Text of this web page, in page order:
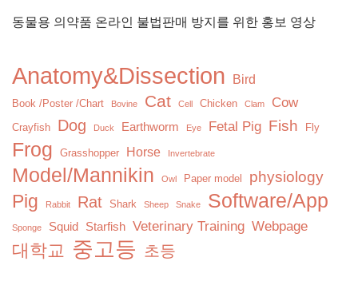
동물용 의약품 온라인 불법판매 방지를 위한 홍보 영상
Anatomy&Dissection Bird
Book /Poster /Chart Bovine Cat Cell Chicken Clam Cow
Crayfish Dog Duck Earthworm Eye Fetal Pig Fish Fly
Frog Grasshopper Horse Invertebrate
Model/Mannikin Owl Paper model physiology
Pig Rabbit Rat Shark Sheep Snake Software/App
Sponge Squid Starfish Veterinary Training Webpage
대학교 중고등 초등